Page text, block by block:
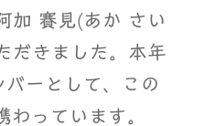
加 賽見(あか さい
だきました。本年
ーとして、この
わっています。